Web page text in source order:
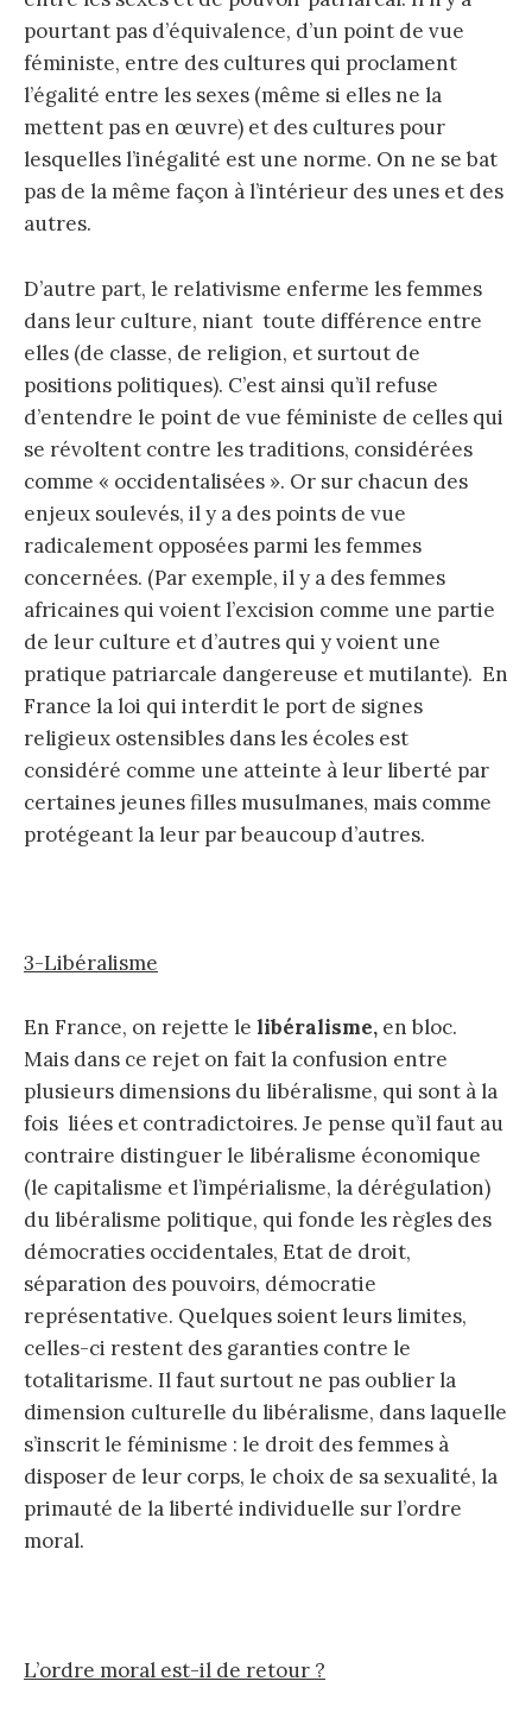
pourtant pas d’équivalence, d’un point de vue
féministe, entre des cultures qui proclament
l’égalité entre les sexes (même si elles ne la
mettent pas en œuvre) et des cultures pour
lesquelles l’inégalité est une norme. On ne se bat
pas de la même façon à l’intérieur des unes et des
autres.
D’autre part, le relativisme enferme les femmes
dans leur culture, niant toute différence entre
elles (de classe, de religion, et surtout de
positions politiques). C’est ainsi qu’il refuse
d’entendre le point de vue féministe de celles qui
se révoltent contre les traditions, considérées
comme « occidentalisées ». Or sur chacun des
enjeux soulevés, il y a des points de vue
radicalement opposées parmi les femmes
concernées. (Par exemple, il y a des femmes
africaines qui voient l’excision comme une partie
de leur culture et d’autres qui y voient une
pratique patriarcale dangereuse et mutilante). En
France la loi qui interdit le port de signes
religieux ostensibles dans les écoles est
considéré comme une atteinte à leur liberté par
certaines jeunes filles musulmanes, mais comme
protégeant la leur par beaucoup d’autres.
3-Libéralisme
En France, on rejette le libéralisme, en bloc.
Mais dans ce rejet on fait la confusion entre
plusieurs dimensions du libéralisme, qui sont à la
fois liées et contradictoires. Je pense qu’il faut au
contraire distinguer le libéralisme économique
(le capitalisme et l’impérialisme, la dérégulation)
du libéralisme politique, qui fonde les règles des
démocraties occidentales, Etat de droit,
séparation des pouvoirs, démocratie
représentative. Quelques soient leurs limites,
celles-ci restent des garanties contre le
totalitarisme. Il faut surtout ne pas oublier la
dimension culturelle du libéralisme, dans laquelle
s’inscrit le féminisme : le droit des femmes à
disposer de leur corps, le choix de sa sexualité, la
primauté de la liberté individuelle sur l’ordre
moral.
L’ordre moral est-il de retour ?